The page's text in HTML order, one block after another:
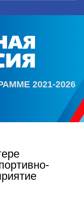
2021-2026